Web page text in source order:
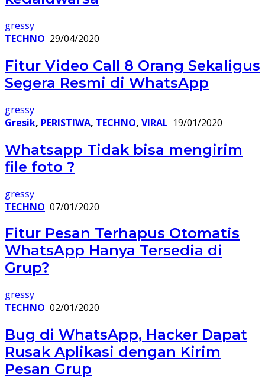
gressy
TECHNO 29/04/2020
Fitur Video Call 8 Orang Sekaligus
Segera Resmi di WhatsApp
gressy
Gresik, PERISTIWA, TECHNO, VIRAL 19/01/2020
Whatsapp Tidak bisa mengirim
file foto ?
gressy
TECHNO 07/01/2020
Fitur Pesan Terhapus Otomatis
WhatsApp Hanya Tersedia di
Grup?
gressy
TECHNO 02/01/2020
Bug di WhatsApp, Hacker Dapat
Rusak Aplikasi dengan Kirim
Pesan Grup